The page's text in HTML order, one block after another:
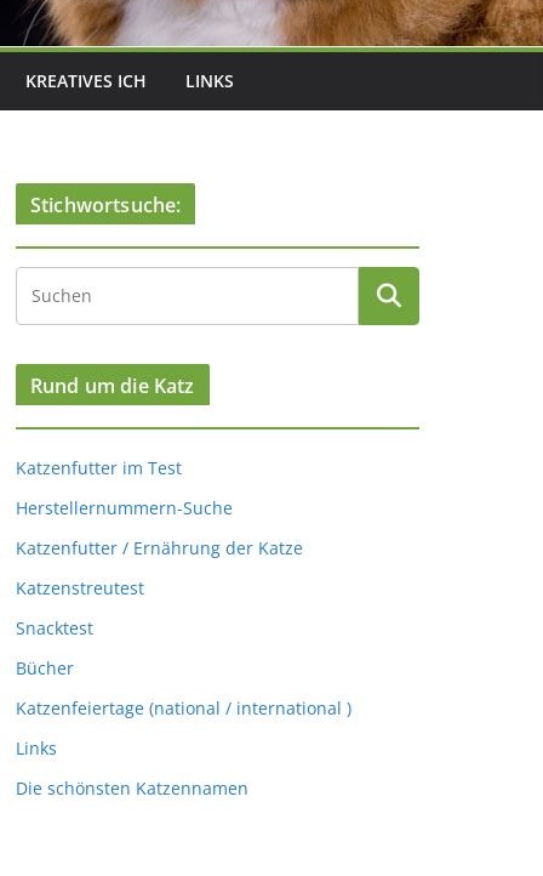
KREATIVES ICH LINKS
Stichwortsuche:
Rund um die Katz
Katzenfutter im Test
Herstellernummern-Suche
Katzenfutter / Ernährung der Katze
Katzenstreutest
Snacktest
Bücher
Katzenfeiertage (national / international )
Links
Die schönsten Katzennamen